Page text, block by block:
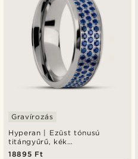
Hyperan | Ezüst tónusú
titángyűrű, kék
cirkóniumkövekkel - 8 mm
Gravírozás
18895 Ft